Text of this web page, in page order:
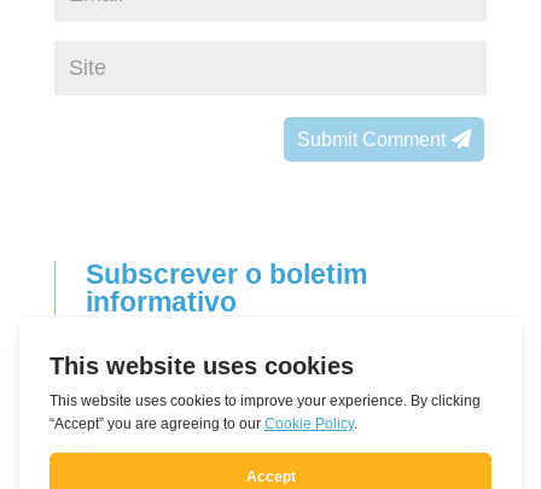
Submit Comment
Subscrever o boletim
informativo
this
field
blank
Correio eletrónico